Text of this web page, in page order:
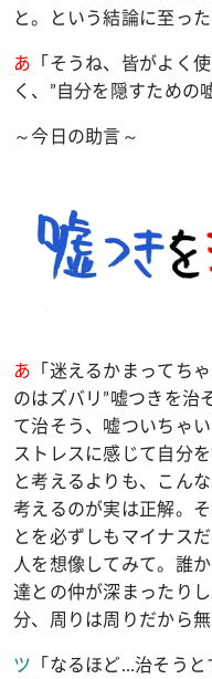
と。という結論に至った
あ 「そうね、皆がよく
く、 ”自分を隠すための
～今日の助言～
あ 「迷えるかまってち
のはズバリ”嘘つきを治
て治そう、嘘ついちゃ
ストレスに感じて自分
と考えるよりも、こん
考えるのが実は正解。
とを必ずしもマイナス
人を想像してみて。誰
達との仲が深まったり
分、周りは周りだから
ツ 「なるほど…治そう